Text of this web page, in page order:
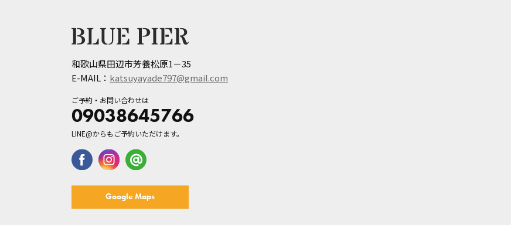
和歌山県田辺市芳養松原1－35
E-MAIL： katsuyayade797@gmail.com
ご予約・お問い合わせは
09038645766
LINE@からもご予約いただけます。
Google Maps